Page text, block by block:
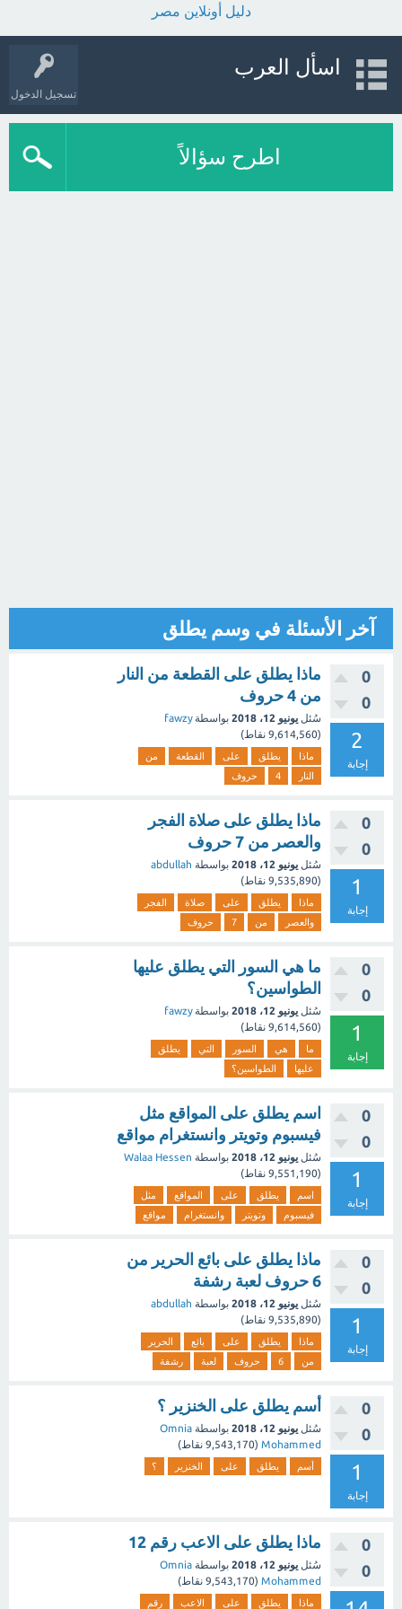
دليل أونلاين مصر
تسجيل الدخول
اسأل العرب
اطرح سؤالاً
آخر الأسئلة في وسم يطلق
0
0
2
إجابة
ماذا يطلق على القطعة من النار
من 4 حروف
سُئل يونيو 12، 2018 بواسطةfawzy
(
9,614,560 نقاط)
ماذا يطلق على القطعة
من
النار
4 حروف
0
0
1
إجابة
ماذا يطلق على صلاة الفجر
والعصر من 7 حروف
سُئل يونيو 12، 2018 بواسطة abdullah
(
9,535,890 نقاط)
ماذا يطلق على صلاة
الفجر
والعصر
من 7 حروف
0
0
1
إجابة
ما هي السور التي يطلق عليها
الطواسين؟
سُئل يونيو 12، 2018 بواسطةfawzy
(
9,614,560 نقاط)
ما هي السور التي
يطلق
عليها
الطواسين؟
0
0
1
إجابة
اسم يطلق على المواقع مثل
فيسبوم وتويتر وانستغرام مواقع
سُئل يونيو 12، 2018 بواسطة Walaa Hessen
(
9,551,190 نقاط)
اسم يطلق على المواقع
مثل
فيسبوم
وتويتر وانستغرام مواقع
0
0
1
إجابة
ماذا يطلق على بائع الحرير من
6 حروف لعبة رشفة
سُئل يونيو 12، 2018 بواسطة abdullah
(
9,535,890 نقاط)
ماذا يطلق على بائع
الحرير
من
6 حروف لعبة رشفة
0
0
1
إجابة
أسم يطلق على الخنزير ؟
سُئل يونيو 12، 2018 بواسطة Omnia
Mohammed
(
9,543,170 نقاط)
أسم يطلق على الخنزير ؟
0
0
ماذا يطلق على الاعب رقم 12
سُئل يونيو 12، 2018 بواسطة Omnia
Mohammed
(
9,543,170 نقاط)
ماذا يطلق على الاعب رقم